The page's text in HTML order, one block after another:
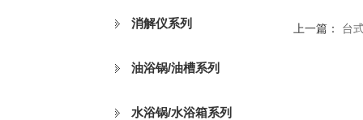
消解仪系列
油浴锅/油槽系列
水浴锅/水浴箱系列
上一篇： 台